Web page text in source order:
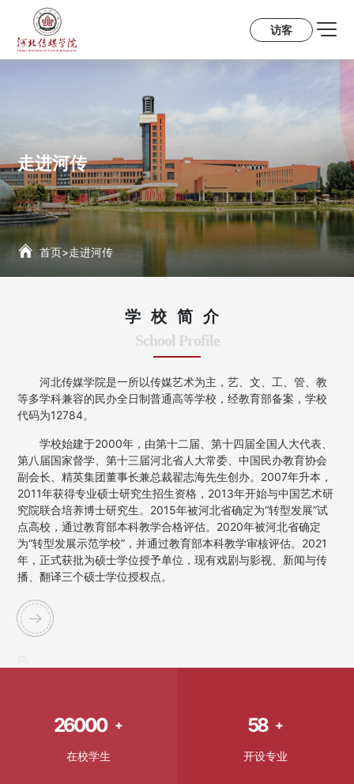
访客
走进河传
首页>走进河传
学校简介
School Profile
河北传媒学院是一所以传媒艺术为主，艺、文、工、管、教
等多学科兼容的民办全日制普通高等学校，经教育部备案，学校
代码为12784。
学校始建于2000年，由第十二届、第十四届全国人大代表、
第八届国家督学、第十三届河北省人大常委、中国民办教育协会
副会长、精英集团董事长兼总裁翟志海先生创办。2007年升本，
2011年获得专业硕士研究生招生资格，2013年开始与中国艺术研
究院联合培养博士研究生。2015年被河北省确定为“转型发展”试
点高校，通过教育部本科教学合格评估。2020年被河北省确定
为“转型发展示范学校”，并通过教育部本科教学审核评估。2021
年，正式获批为硕士学位授予单位，现有戏剧与影视、新闻与传
播、翻译三个硕士学位授权点。
26000 +
在校学生
58 +
开设专业